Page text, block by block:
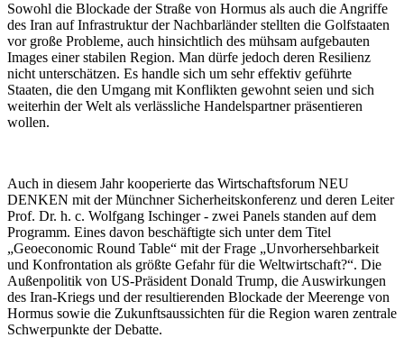
Sowohl die Blockade der Straße von Hormus als auch die Angriffe
des Iran auf Infrastruktur der Nachbarländer stellten die Golfstaaten
vor große Probleme, auch hinsichtlich des mühsam aufgebauten
Images einer stabilen Region. Man dürfe jedoch deren Resilienz
nicht unterschätzen. Es handle sich um sehr effektiv geführte
Staaten, die den Umgang mit Konflikten gewohnt seien und sich
weiterhin der Welt als verlässliche Handelspartner präsentieren
wollen.
Auch in diesem Jahr kooperierte das Wirtschaftsforum NEU
DENKEN mit der Münchner Sicherheitskonferenz und deren Leiter
Prof. Dr. h. c. Wolfgang Ischinger - zwei Panels standen auf dem
Programm. Eines davon beschäftigte sich unter dem Titel
„Geoeconomic Round Table“ mit der Frage „Unvorhersehbarkeit
und Konfrontation als größte Gefahr für die Weltwirtschaft?“. Die
Außenpolitik von US-Präsident Donald Trump, die Auswirkungen
des Iran-Kriegs und der resultierenden Blockade der Meerenge von
Hormus sowie die Zukunftsaussichten für die Region waren zentrale
Schwerpunkte der Debatte.